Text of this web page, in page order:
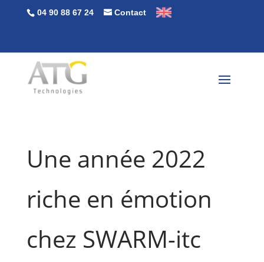
04 90 88 67 24 Contact
Une année 2022
riche en émotion
chez SWARM-itc